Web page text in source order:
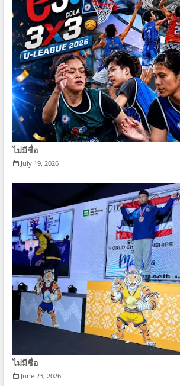
ไม่มีชื่อ
July 19, 2026
ไม่มีชื่อ
June 23, 2026